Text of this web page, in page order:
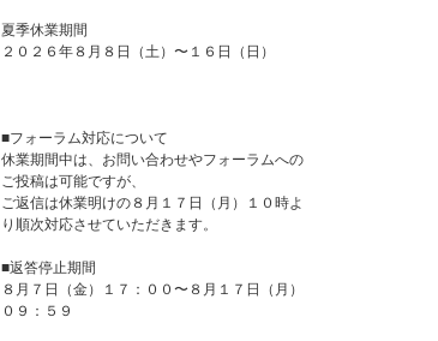
夏季休業期間
２０２６年８月８日（土）〜１６日（日）
■フォーラム対応について
休業期間中は、お問い合わせやフォーラムへの
ご投稿は可能ですが、
ご返信は休業明けの８月１７日（月）１０時よ
り順次対応させていただきます。
■返答停止期間
８月７日（金）１７：００〜８月１７日（月）
０９：５９